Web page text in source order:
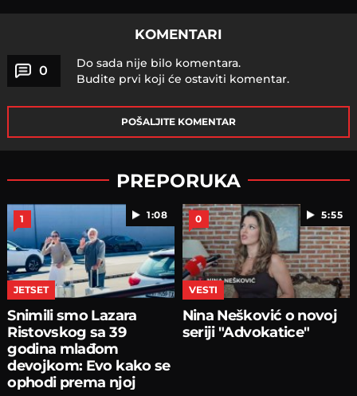
KOMENTARI
0
Do sada nije bilo komentara.
Budite prvi koji će ostaviti komentar.
POŠALJITE KOMENTAR
PREPORUKA
1:08
1
JETSET
Snimili smo Lazara
Ristovskog sa 39
godina mlađom
devojkom: Evo kako se
ophodi prema njoj
5:55
0
VESTI
Nina Nešković o novoj
seriji "Advokatice"